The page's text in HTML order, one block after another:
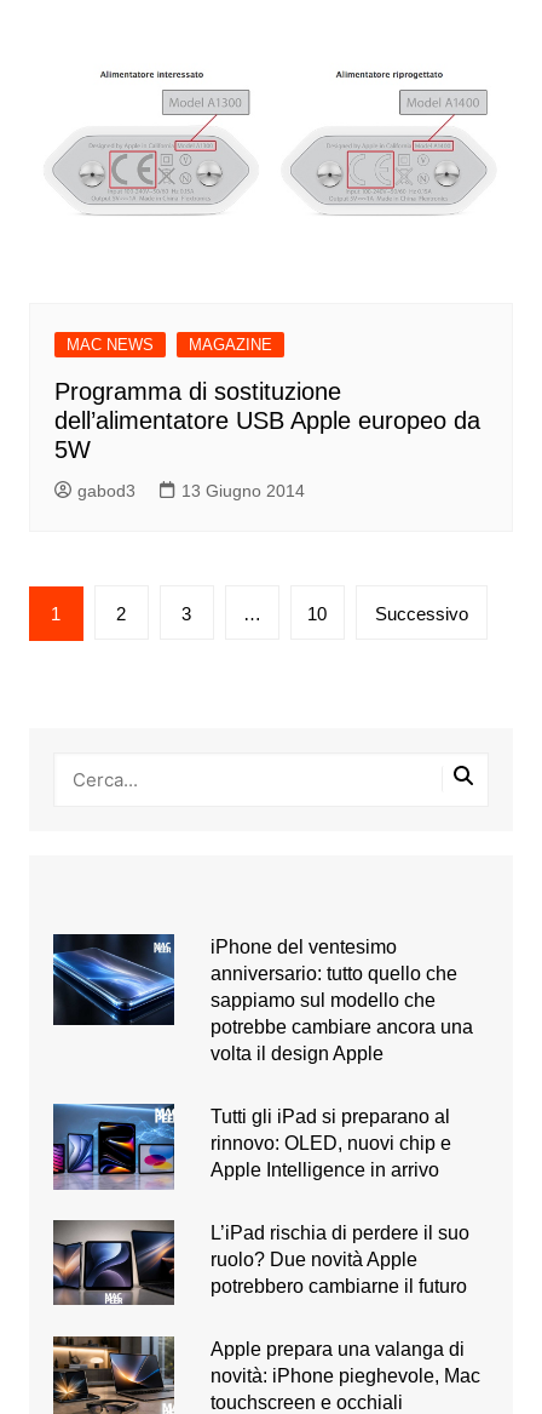
MAC NEWS MAGAZINE
Programma di sostituzione
dell’alimentatore USB Apple europeo da
5W
gabod3 13 Giugno 2014
Paginazione
degli
1 2 3 … 10 Successivo
iPhone del ventesimo
anniversario: tutto quello che
sappiamo sul modello che
potrebbe cambiare ancora una
volta il design Apple
Tutti gli iPad si preparano al
rinnovo: OLED, nuovi chip e
Apple Intelligence in arrivo
L’iPad rischia di perdere il suo
ruolo? Due novità Apple
potrebbero cambiarne il futuro
Apple prepara una valanga di
novità: iPhone pieghevole, Mac
touchscreen e occhiali